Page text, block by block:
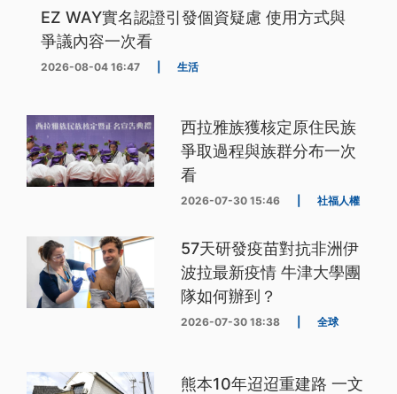
EZ WAY實名認證引發個資疑慮 使用方式與
爭議內容一次看
2026-08-04 16:47 生活
西拉雅族獲核定原住民族
爭取過程與族群分布一次
看
2026-07-30 15:46 社福人權
57天研發疫苗對抗非洲伊
波拉最新疫情 牛津大學團
隊如何辦到？
2026-07-30 18:38 全球
熊本10年迢迢重建路 一文